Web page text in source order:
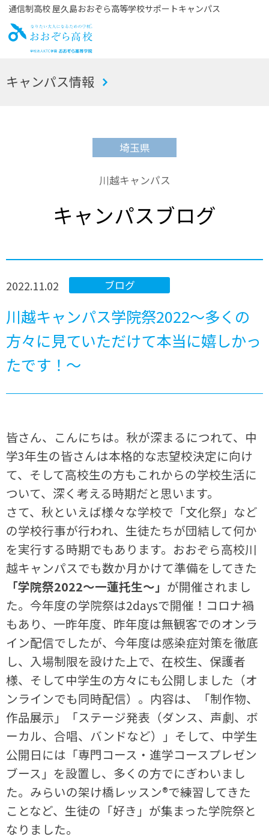
通信制高校 屋久島おおぞら高等学校サポートキャンパス
お
キャンパス情報
埼玉県
川越キャンパス
キャンパスブログ
ブログ
2022.11.02
川越キャンパス学院祭2022～多くの
方々に見ていただけて本当に嬉しかっ
たです！～
皆さん、こんにちは。秋が深まるにつれて、中
学3年生の皆さんは本格的な志望校決定に向け
て、そして高校生の方もこれからの学校生活に
ついて、深く考える時期だと思います。
さて、秋といえば様々な学校で「文化祭」など
の学校行事が行われ、生徒たちが団結して何か
を実行する時期でもあります。おおぞら高校川
越キャンパスでも数か月かけて準備をしてきた
「学院祭2022～一蓮托生～」 が開催されまし
た。今年度の学院祭は2daysで開催！コロナ禍
もあり、一昨年度、昨年度は無観客でのオンラ
イン配信でしたが、今年度は感染症対策を徹底
し、入場制限を設けた上で、在校生、保護者
様、そして中学生の方々にも公開しました（オ
ンラインでも同時配信）。内容は、「制作物、
作品展示」「ステージ発表（ダンス、声劇、ボ
ーカル、合唱、バンドなど）」そして、中学生
公開日には「専門コース・進学コースプレゼン
ブース」を設置し、多くの方でにぎわいまし
た。みらいの架け橋レッスン®で練習してきた
ことなど、生徒の「好き」が集まった学院祭と
なりました。